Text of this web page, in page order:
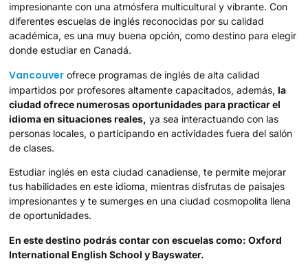
impresionante con una atmósfera multicultural y vibrante. Con
diferentes escuelas de inglés reconocidas por su calidad
académica, es una muy buena opción, como destino para elegir
donde estudiar en Canadá.
Vancouver ofrece programas de inglés de alta calidad
impartidos por profesores altamente capacitados, además,la
ciudad ofrece numerosas oportunidades para practicar el
idioma en situaciones reales, ya sea interactuando con las
personas locales, o participando en actividades fuera del salón
de clases.
Estudiar inglés en esta ciudad canadiense, te permite mejorar
tus habilidades en este idioma, mientras disfrutas de paisajes
impresionantes y te sumerges en una ciudad cosmopolita llena
de oportunidades.
En este destino podrás contar con escuelas como: Oxford
International English School y Bayswater.